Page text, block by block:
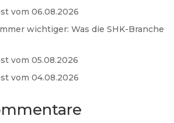
vom 06.08.2026
wichtiger: Was die SHK-Branche
vom 05.08.2026
vom 04.08.2026